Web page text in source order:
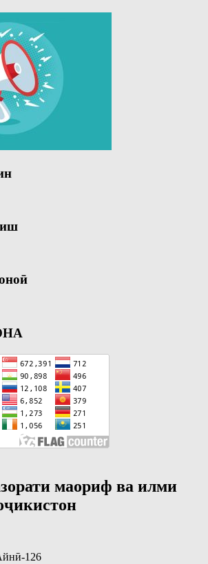
маориф ва илми
126